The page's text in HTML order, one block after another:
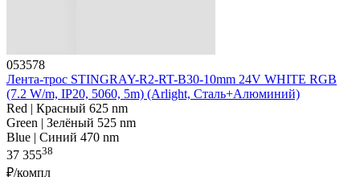
053578
Лента-трос STINGRAY-R2-RT-B30-10mm 24V WHITE RGB
(7.2 W/m, IP20, 5060, 5m) (Arlight, Сталь+Алюминий)
Red | Красный 625 nm
Green | Зелёный 525 nm
Blue | Синий 470 nm
37 35538
₽/компл